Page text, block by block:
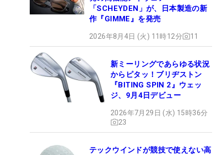
「SCHEYDEN」が、日本製造の新
作『GIMME』を発売
2026年8月4日 (火) 11時12分 11
新ミーリングであらゆる状況
からピタッ！ブリヂストン
『BITING SPIN 2』ウェッ
ジ、9月4日デビュー
2026年7月29日 (水) 15時36分
23
テックウインドが競技で使えない高